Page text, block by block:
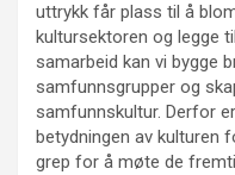
uttrykk får plass til å
kultursektoren og legge
samarbeid kan vi bygge
samfunnsgrupper og
samfunnskultur. Derfor
betydningen av kulturen
grep for å møte de